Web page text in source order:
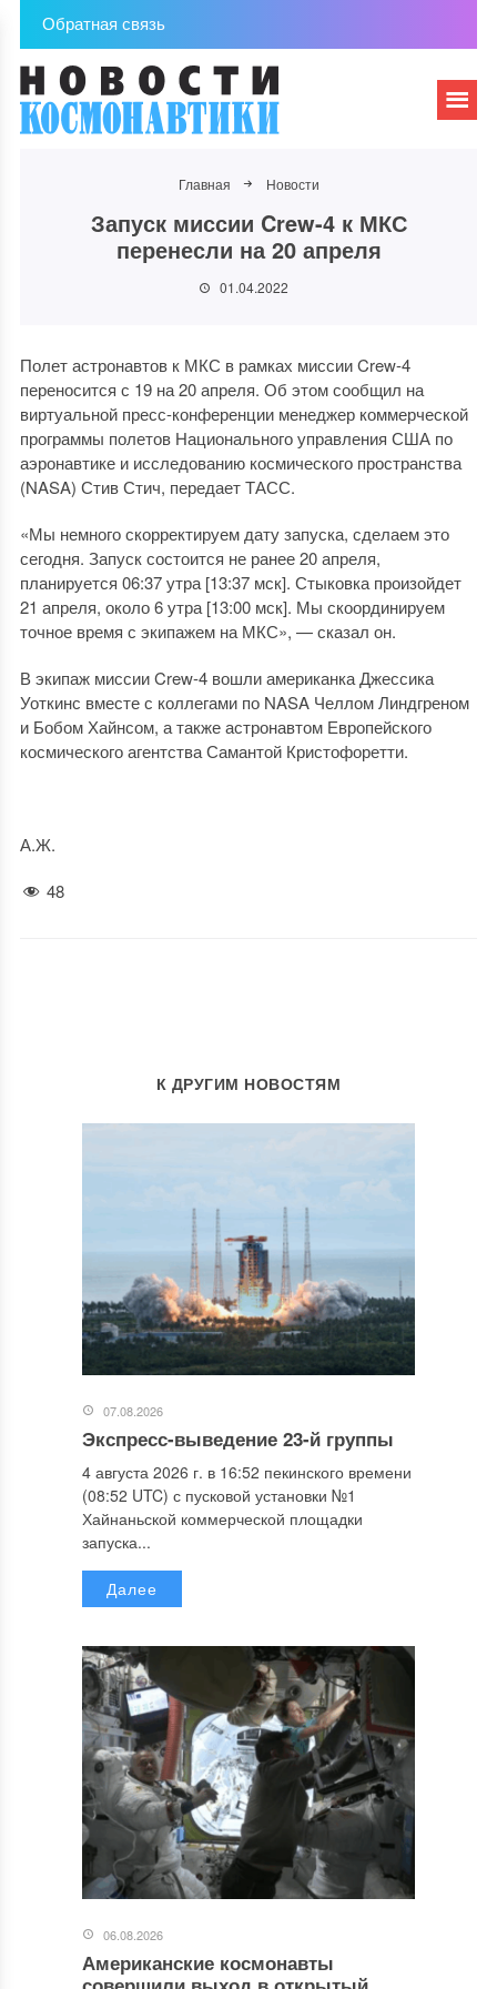
Обратная связь
Главная Новости
Запуск миссии Crew-4 к МКС
перенесли на 20 апреля
01.04.2022
Полет астронавтов к МКС в рамках миссии Crew-4
переносится с 19 на 20 апреля. Об этом сообщил на
виртуальной пресс-конференции менеджер коммерческой
программы полетов Национального управления США по
аэронавтике и исследованию космического пространства
(NASA) Стив Стич, передает ТАСС.
«Мы немного скорректируем дату запуска, сделаем это
сегодня. Запуск состоится не ранее 20 апреля,
планируется 06:37 утра [13:37 мск]. Стыковка произойдет
21 апреля, около 6 утра [13:00 мск]. Мы скоординируем
точное время с экипажем на МКС», — сказал он.
В экипаж миссии Crew-4 вошли американка Джессика
Уоткинс вместе с коллегами по NASA Челлом Линдгреном
и Бобом Хайнсом, а также астронавтом Европейского
космического агентства Самантой Кристофоретти.
А.Ж.
48
К ДРУГИМ НОВОСТЯМ
07.08.2026
Экспресс-выведение 23-й группы
4 августа 2026 г. в 16:52 пекинского времени
(08:52 UTC) с пусковой установки №1
Хайнаньской коммерческой площадки
запуска...
Далее
06.08.2026
Американские космонавты